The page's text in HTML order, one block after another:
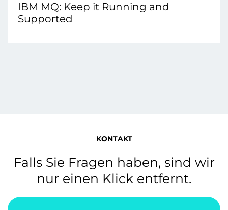
IBM MQ: Keep it Running and
Supported
KONTAKT
Falls Sie Fragen haben, sind wir
nur einen Klick entfernt.